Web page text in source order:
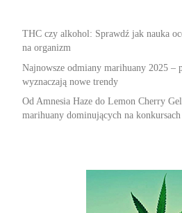
THC czy alkohol: Sprawdź jak nauka
na organizm
Najnowsze odmiany marihuany 2025 –
wyznaczają nowe trendy
Od Amnesia Haze do Lemon Cherry
marihuany dominujących na konkursach